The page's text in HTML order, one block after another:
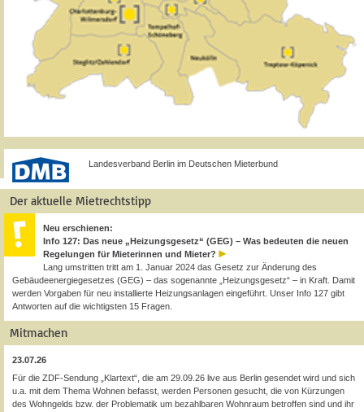
Landesverband Berlin im Deutschen Mieterbund
Der aktuelle Mietrechtstipp
Neu erschienen:
Info 127: Das neue „Heizungsgesetz“ (GEG) – Was bedeuten die neuen
Regelungen für Mieterinnen und Mieter?
Lang umstritten tritt am 1. Januar 2024 das Gesetz zur Änderung des
Gebäudeenergiegesetzes (GEG) – das sogenannte „Heizungsgesetz“ – in Kraft. Damit
werden Vorgaben für neu installierte Heizungsanlagen eingeführt. Unser Info 127 gibt
Antworten auf die wichtigsten 15 Fragen.
Mitmachen
23.07.26
Für die ZDF-Sendung „Klartext“, die am 29.09.26 live aus Berlin gesendet wird und sich
u.a. mit dem Thema Wohnen befasst, werden Personen gesucht, die von Kürzungen
des Wohngelds bzw. der Problematik um bezahlbaren Wohnraum betroffen sind und ihr